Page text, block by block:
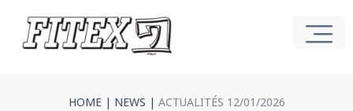
HOME| NEWS | ACTUALITÉS 12/01/2026